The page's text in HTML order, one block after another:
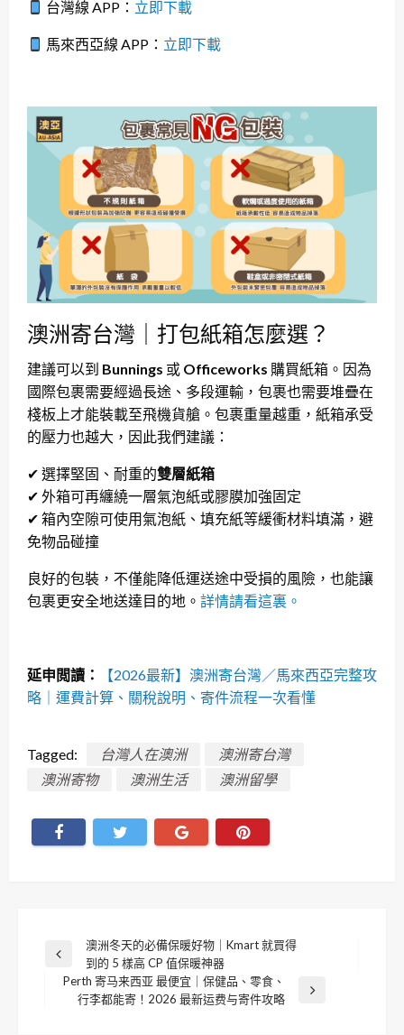
台灣線 APP： 立即下載
馬來西亞線 APP： 立即下載
澳洲寄台灣｜打包紙箱怎麼選？
建議可以到 Bunnings 或 Officeworks 購買紙箱。因為
國際包裹需要經過長途、多段運輸，包裹也需要堆疊在
棧板上才能裝載至飛機貨艙。包裹重量越重，紙箱承受
的壓力也越大，因此我們建議：
✔ 選擇堅固、耐重的雙層紙箱
✔ 外箱可再纏繞一層氣泡紙或膠膜加強固定
✔ 箱內空隙可使用氣泡紙、填充紙等緩衝材料填滿，避
免物品碰撞
良好的包裝，不僅能降低運送途中受損的風險，也能讓
包裹更安全地送達目的地。 詳情請看這裏。
延申閲讀：
【2026最新】澳洲寄台灣／馬來西亞完整攻
略｜運費計算、關稅說明、寄件流程一次看懂
Tagged: 台灣人在澳洲
澳洲寄台灣
澳洲寄物
澳洲生活 澳洲留學
文
章
Previous
Post
澳洲冬天的必備保暖好物｜Kmart 就買得
到的 5 樣高 CP 值保暖神器
Next
Perth 寄马来西亚 最便宜｜保健品、零食、
行李都能寄！2026 最新运费与寄件攻略